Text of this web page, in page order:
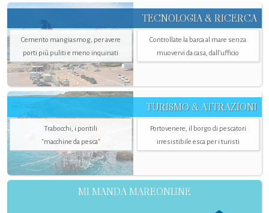
TECNOLOGIA & RICERCA
Cemento mangiasmog, per avere
porti più puliti e meno inquinati
Controllate la barca al mare senza
muovervi da casa, dall’ufficio
TURISMO & ATTRAZIONI
Trabocchi, i pontili
"macchine da pesca"
Portovenere, il borgo di pescatori
irresistibile esca per i turisti
MI MANDA MAREONLINE